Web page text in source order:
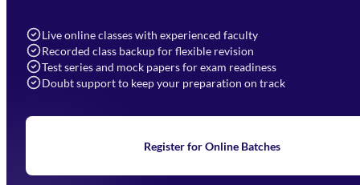
Live online classes with experienced faculty
Recorded class backup for flexible revision
Test series and mock papers for exam readiness
Doubt support to keep your preparation on track
Register for Online Batches
Navigation
Home
Blogs
Upcoming Exams